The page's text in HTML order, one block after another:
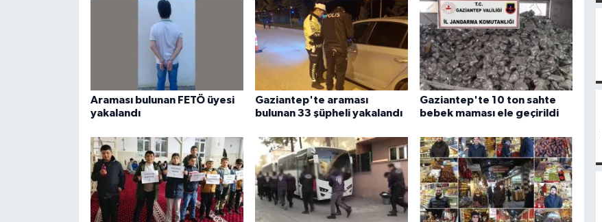
Araması bulunan FETÖ üyesi
yakalandı
Gaziantep'te araması
bulunan 33 şüpheli yakalandı
Gaziantep'te 10 ton sahte
bebek maması ele geçirildi